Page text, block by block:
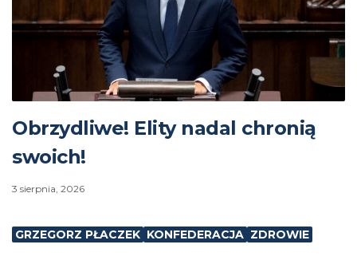
Obrzydliwe! Elity nadal chronią
swoich!
3 sierpnia, 2026
GRZEGORZ PŁACZEK KONFEDERACJA ZDROWIE